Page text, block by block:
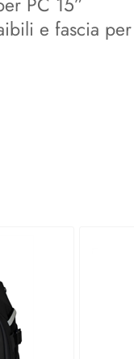
e fascia